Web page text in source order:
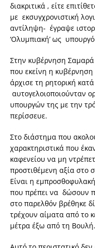
διακριτικά , είτε
με εκσυγχρονιστική
αντίληψη- έγραψε
‘Ολυμπιακή’ ως
Στην κυβέρνηση
που εκείνη η κυβέρνηση
άρχισε τη ρητορική
αυτογελοιοποιούνταν
υπουργών της με την
περίσσευε.
Στο διάστημα που
χαρακτηριστικά που
καφενείου να μη
προστιθέμενη αξία στο
Είναι η
που πρέπει να δώσουν
στο παρελθόν βρέθηκε
τρέχουν αίματα από το
μέτρα έξω από τη Βουλή.